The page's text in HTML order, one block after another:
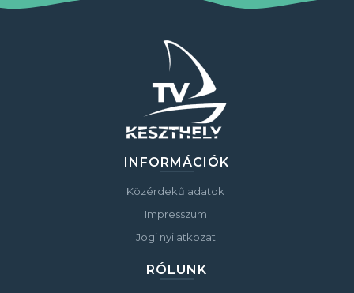
INFORMÁCIÓK
Közérdekű adatok
Impresszum
Jogi nyilatkozat
RÓLUNK